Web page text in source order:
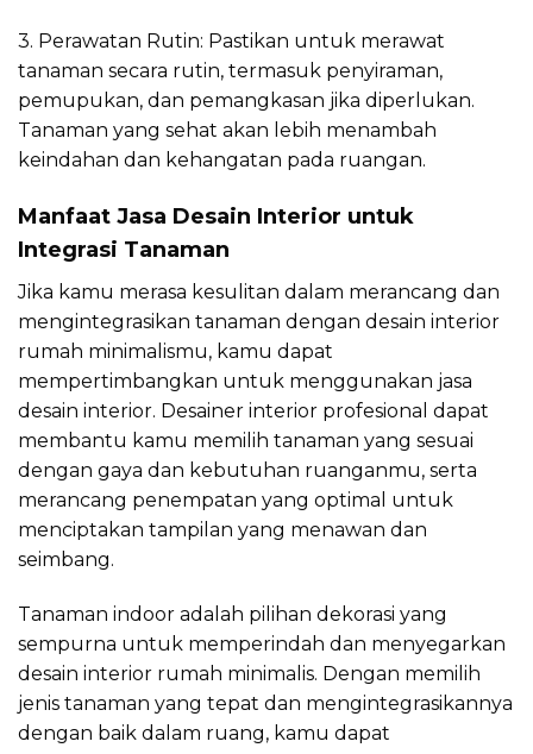
3. Perawatan Rutin: Pastikan untuk merawat
tanaman secara rutin, termasuk penyiraman,
pemupukan, dan pemangkasan jika diperlukan.
Tanaman yang sehat akan lebih menambah
keindahan dan kehangatan pada ruangan.
Manfaat Jasa Desain Interior untuk
Integrasi Tanaman
Jika kamu merasa kesulitan dalam merancang dan
mengintegrasikan tanaman dengan desain interior
rumah minimalismu, kamu dapat
mempertimbangkan untuk menggunakan jasa
desain interior. Desainer interior profesional dapat
membantu kamu memilih tanaman yang sesuai
dengan gaya dan kebutuhan ruanganmu, serta
merancang penempatan yang optimal untuk
menciptakan tampilan yang menawan dan
seimbang.
Tanaman indoor adalah pilihan dekorasi yang
sempurna untuk memperindah dan menyegarkan
desain interior rumah minimalis. Dengan memilih
jenis tanaman yang tepat dan mengintegrasikannya
dengan baik dalam ruang, kamu dapat